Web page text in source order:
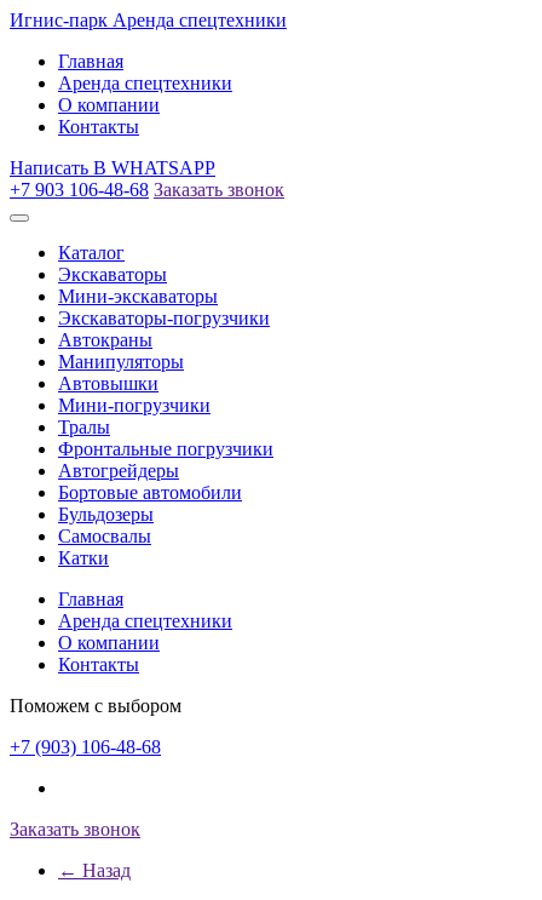
Игнис-парк Аренда спецтехники
Главная
Аренда спецтехники
О компании
Контакты
Написать В WHATSAPP
+7 903 106-48-68 Заказать звонок
Каталог
Экскаваторы
Мини-экскаваторы
Экскаваторы-погрузчики
Автокраны
Манипуляторы
Автовышки
Мини-погрузчики
Тралы
Фронтальные погрузчики
Автогрейдеры
Бортовые автомобили
Бульдозеры
Самосвалы
Катки
Главная
Аренда спецтехники
О компании
Контакты
Поможем с выбором
+7 (903) 106-48-68
Заказать звонок
← Назад